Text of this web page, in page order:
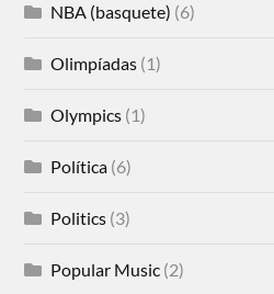
NBA (basquete) (6)
Olimpíadas (1)
Olympics (1)
Política (6)
Politics (3)
Popular Music (2)